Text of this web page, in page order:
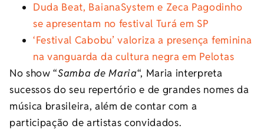
Duda Beat, BaianaSystem e Zeca Pagodinho
se apresentam no festival Turá em SP
‘Festival Cabobu’ valoriza a presença feminina
na vanguarda da cultura negra em Pelotas
No show “Samba de Maria“, Maria interpreta
sucessos do seu repertório e de grandes nomes da
música brasileira, além de contar com a
participação de artistas convidados.